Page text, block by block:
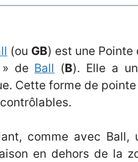
(ou GB) est une
de Ball (B). Elle a
Cette forme de
comme avec
en dehors de la